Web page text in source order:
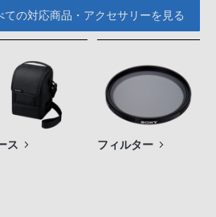
ての対応商品・アクセサリーを見る
ス フィルター